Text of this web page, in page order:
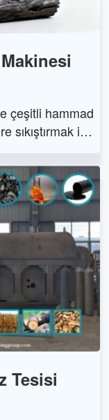
çeşitli hammad
için
sağlar.
Tesisi